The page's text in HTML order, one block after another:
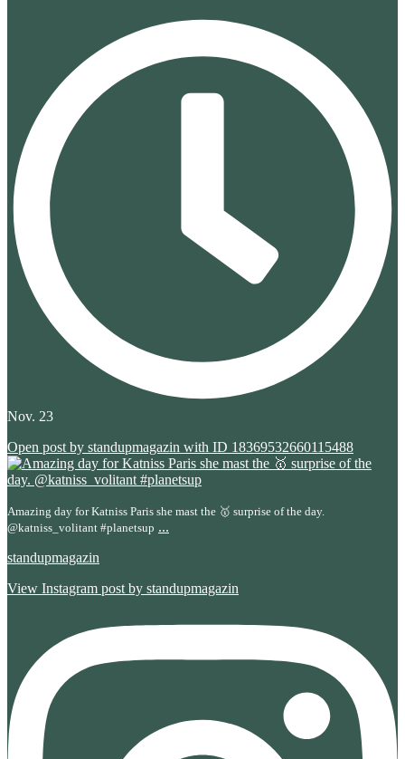
Nov. 23
Open post by standupmagazin with ID 18369532660115488
Amazing day for Katniss Paris she mast the 🥇 surprise of the day.
@katniss_volitant #planetsup ...
standupmagazin
View Instagram post by standupmagazin